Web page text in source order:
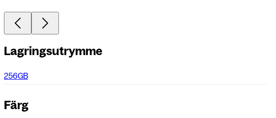
Lagringsutrymme
256GB
Färg